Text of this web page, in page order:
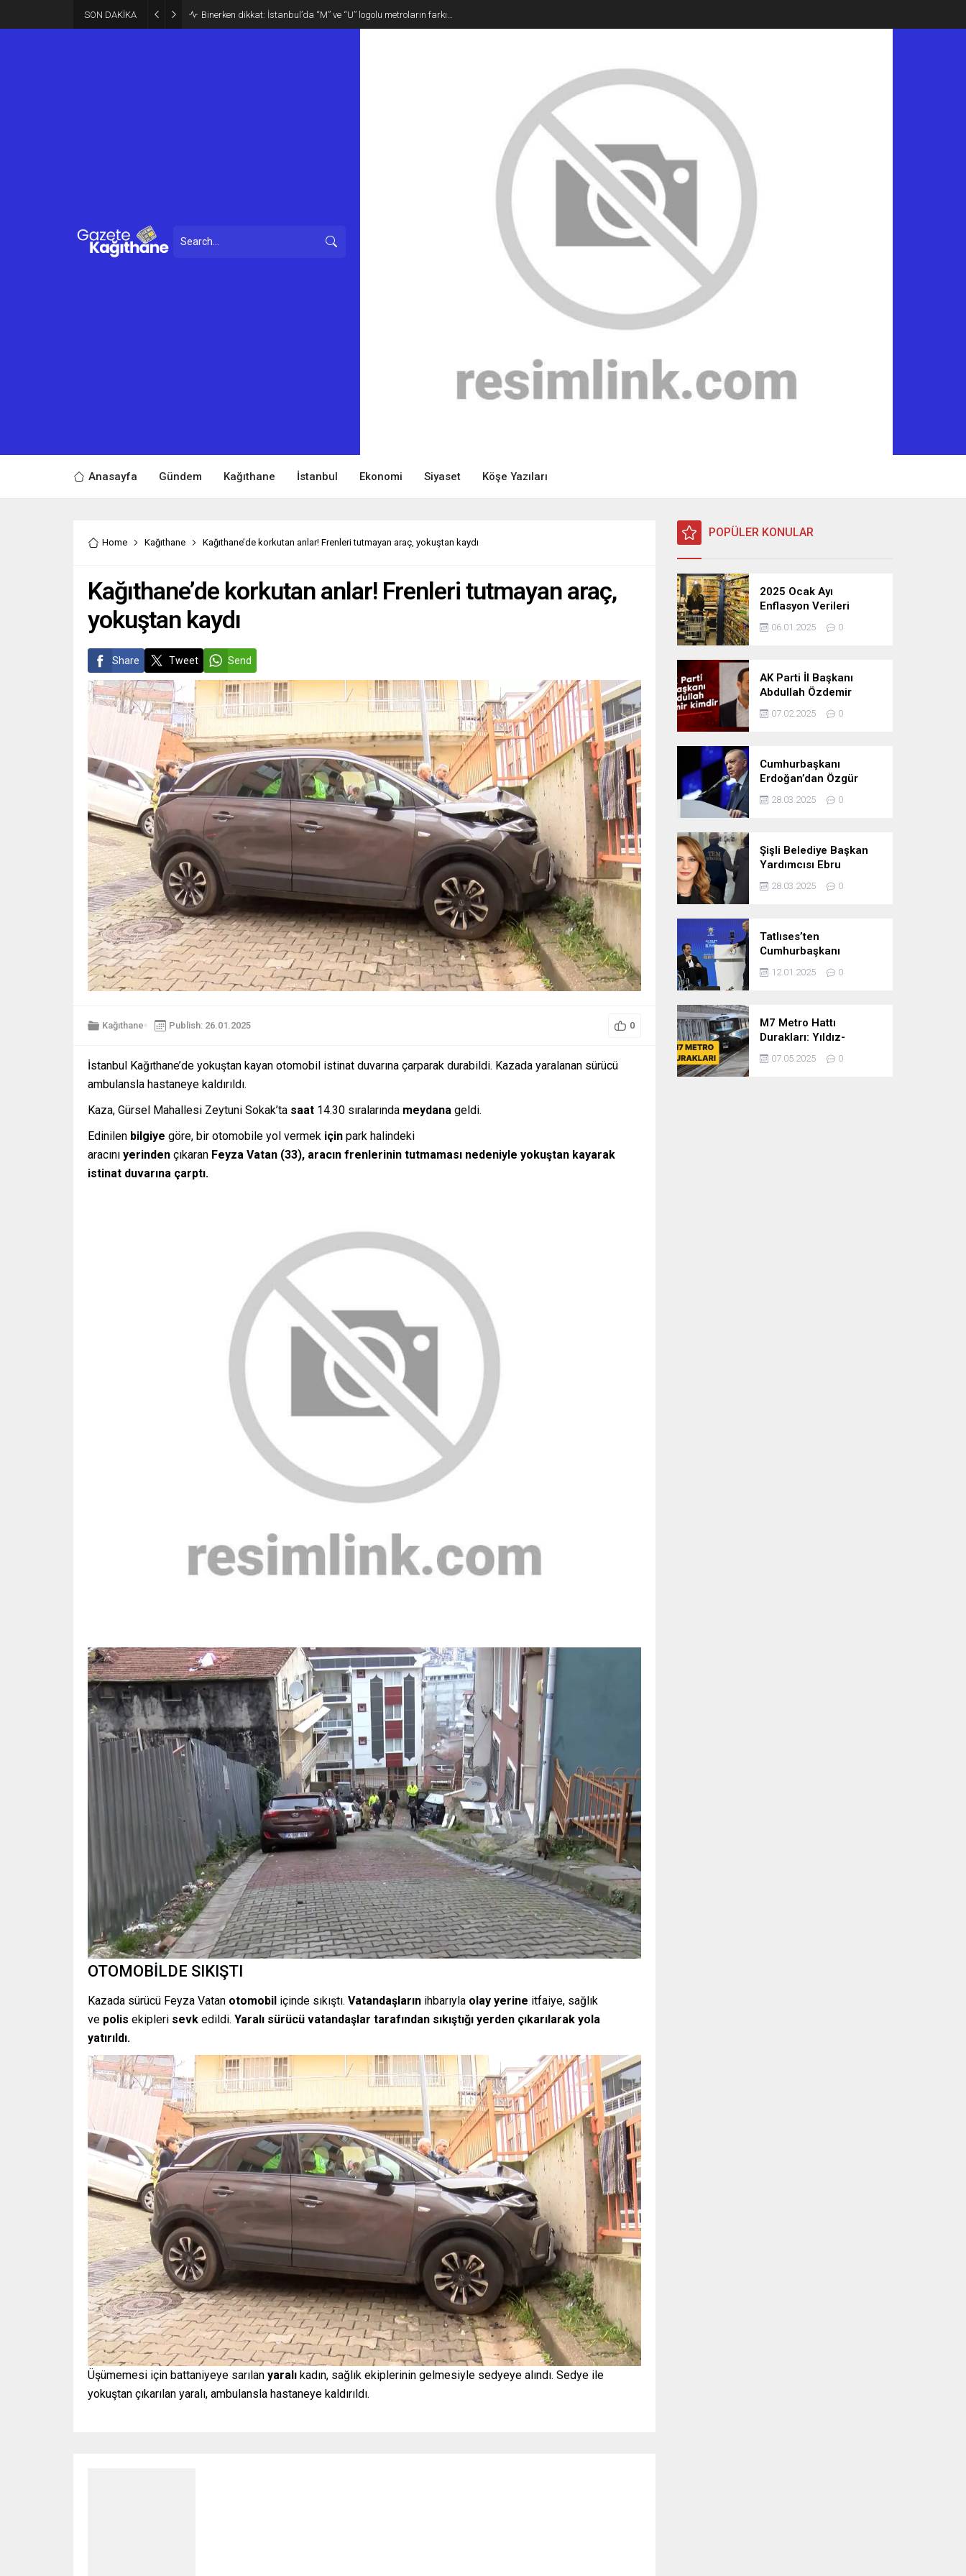
SON DAKİKA Binerken dikkat: İstanbul’da “M” ve “U” logolu metroların farkı…
Anasayfa Gündem Kağıthane İstanbul Ekonomi Siyaset Köşe Yazıları
Home Kağıthane Kağıthane’de korkutan anlar! Frenleri tutmayan araç, yokuştan kaydı
Kağıthane’de korkutan anlar! Frenleri tutmayan araç,
yokuştan kaydı
Share Tweet Send
Kağıthane Publish: 26.01.2025 0
İstanbul Kağıthane’de yokuştan kayan otomobil istinat duvarına çarparak durabildi. Kazada yaralanan sürücü
ambulansla hastaneye kaldırıldı.
Kaza, Gürsel Mahallesi Zeytuni Sokak’ta saat 14.30 sıralarında meydana geldi.
Edinilen bilgiye göre, bir otomobile yol vermek için park halindeki
aracını yerinden çıkaran Feyza Vatan (33), aracın frenlerinin tutmaması nedeniyle yokuştan kayarak
istinat duvarına çarptı.
OTOMOBİLDE SIKIŞTI
Kazada sürücü Feyza Vatan otomobil içinde sıkıştı. Vatandaşların ihbarıyla olay yerine itfaiye, sağlık
ve polis ekipleri sevk edildi. Yaralı sürücü vatandaşlar tarafından sıkıştığı yerden çıkarılarak yola
yatırıldı.
Üşümemesi için battaniyeye sarılan yaralı kadın, sağlık ekiplerinin gelmesiyle sedyeye alındı. Sedye ile
yokuştan çıkarılan yaralı, ambulansla hastaneye kaldırıldı.
POPÜLER KONULAR
2025 Ocak Ayı
Enflasyon Verileri
Açıklandı: TÜFE, ÜFE ve
TEFE Oranları Belli
06.01.2025 0
AK Parti İl Başkanı
Abdullah Özdemir
kimdir
07.02.2025 0
Cumhurbaşkanı
Erdoğan’dan Özgür
Özel’e tepki: ‘Siyasi
mandacılık talep ediyor’
28.03.2025 0
Şişli Belediye Başkan
Yardımcısı Ebru
Özdemir tutuklandı
28.03.2025 0
Tatlıses’ten
Cumhurbaşkanı
Erdoğan’a: Önümüzdeki
dönem
12.01.2025 0
M7 Metro Hattı
Durakları: Yıldız-
Mahmutbey Metro Hattı
Güzergahı ve Sefer
07.05.2025 0